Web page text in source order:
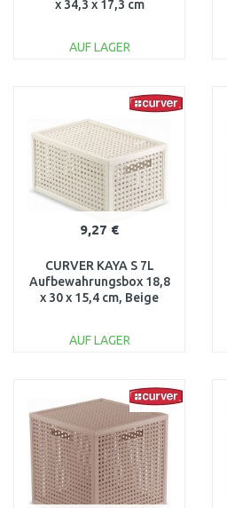
x 34,3 x 17,3 cm
AUF LAGER
Vergleichen
9,27 €
CURVER KAYA S 7L
Aufbewahrungsbox 18,8
x 30 x 15,4 cm, Beige
AUF LAGER
Vergleichen